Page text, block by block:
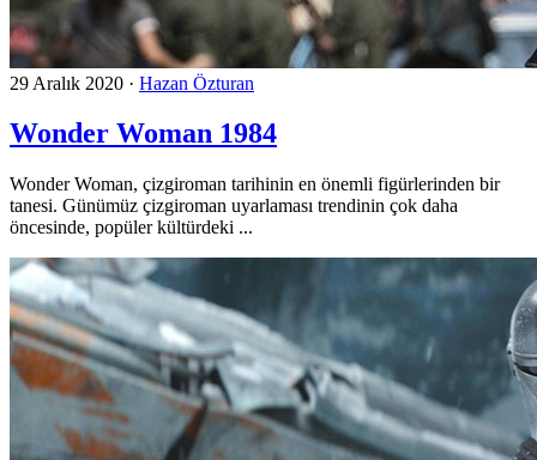
29 Aralık 2020 · Hazan Özturan
Wonder Woman 1984
Wonder Woman, çizgiroman tarihinin en önemli figürlerinden bir
tanesi. Günümüz çizgiroman uyarlaması trendinin çok daha
öncesinde, popüler kültürdeki ...